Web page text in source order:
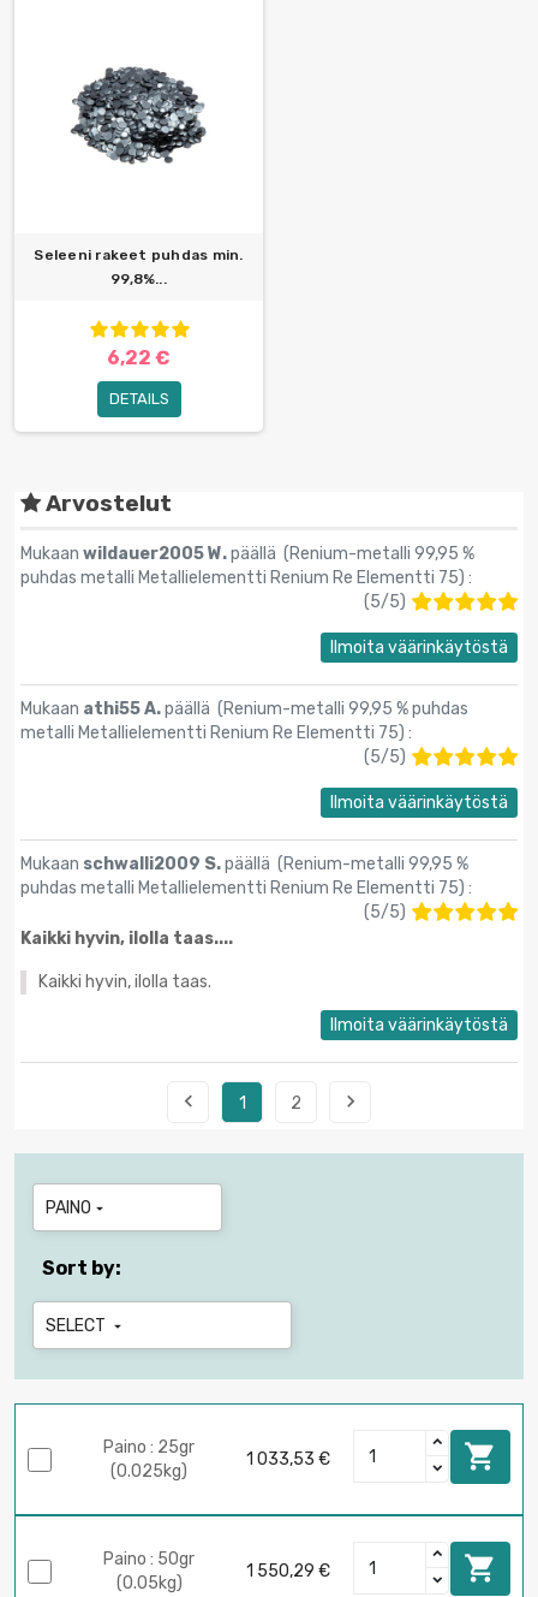
Seleeni rakeet puhdas min.
99,8%...
6,22 €
DETAILS
Arvostelut
Mukaan wildauer2005 W.päällä (Renium-metalli 99,95 %
puhdas metalli Metallielementti Renium Re Elementti 75) :
(5/5)
Ilmoita väärinkäytöstä
Mukaan athi55 A.päällä (Renium-metalli 99,95 % puhdas
metalli Metallielementti Renium Re Elementti 75) :
(5/5)
Ilmoita väärinkäytöstä
Mukaan schwalli2009 S.päällä (Renium-metalli 99,95 %
puhdas metalli Metallielementti Renium Re Elementti 75) :
(5/5)
Kaikki hyvin, ilolla taas....
Kaikki hyvin, ilolla taas.
Ilmoita väärinkäytöstä
 1 2 
PAINO 
Sort by:
SELECT 
Paino : 25gr
(0.025kg)
1 033,53 € 
Paino : 50gr
(0.05kg)
1 550,29 € 